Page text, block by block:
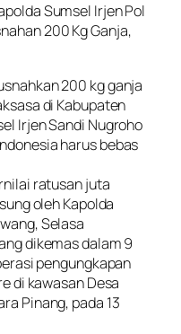
Sumsel Irjen Pol
200 Kg Ganja,
200 kg ganja
di Kabupaten
Irjen Sandi Nugroho
harus bebas
ratusan juta
oleh Kapolda
Selasa
dikemas dalam 9
pengungkapan
di kawasan Desa
Pinang, pada 13